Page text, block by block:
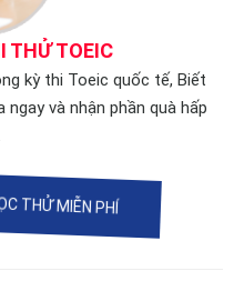
THỬ TOEIC
kỳ thi Toeic quốc tế, Biết
và nhận phần quà hấp
THỬ MIỄN PHÍ